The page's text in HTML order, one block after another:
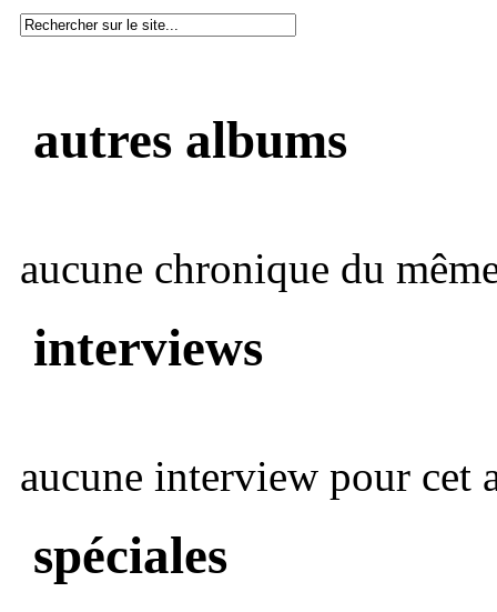
autres albums
aucune chronique du
interviews
aucune interview pour cet
spéciales